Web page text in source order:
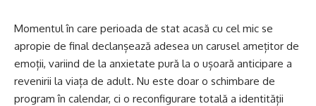
Momentul în care perioada de stat acasă cu cel mic se
apropie de final declanșează adesea un carusel amețitor de
emoții, variind de la anxietate pură la o ușoară anticipare a
revenirii la viața de adult. Nu este doar o schimbare de
program în calendar, ci o reconfigurare totală a identității